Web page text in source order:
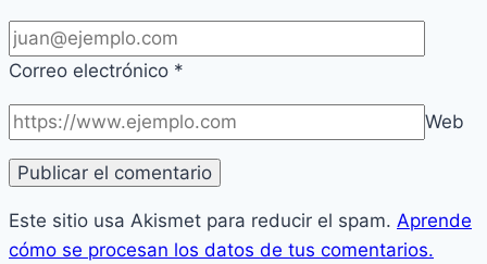
Correo electrónico *
Web
Este sitio usa Akismet para reducir el spam. Aprende
cómo se procesan los datos de tus comentarios.